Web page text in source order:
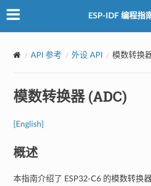
ESP-IDF 编程指
API 参考 外设 API 模数转换
模数转换器 (ADC)
[English]
概述
本指南介绍了 ESP32-C6 的模数转换